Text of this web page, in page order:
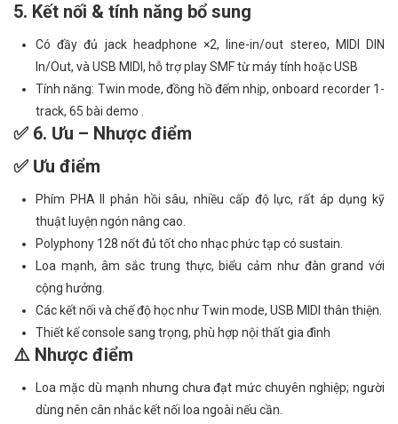
5. Kết nối & tính năng bổ sung
Có đầy đủ jack headphone ×2, line-in/out stereo, MIDI DIN
In/Out, và USB MIDI, hỗ trợ play SMF từ máy tính hoặc USB
Tính năng: Twin mode, đồng hồ đếm nhịp, onboard recorder 1-
track, 65 bài demo .
✅ 6. Ưu – Nhược điểm
✅ Ưu điểm
Phím PHA II phản hồi sâu, nhiều cấp độ lực, rất áp dụng kỹ
thuật luyện ngón nâng cao.
Polyphony 128 nốt đủ tốt cho nhạc phức tạp có sustain.
Loa mạnh, âm sắc trung thực, biểu cảm như đàn grand với
cộng hưởng.
Các kết nối và chế độ học như Twin mode, USB MIDI thân thiện.
Thiết kế console sang trọng, phù hợp nội thất gia đình
⚠️ Nhược điểm
Loa mặc dù mạnh nhưng chưa đạt mức chuyên nghiệp; người
dùng nên cân nhắc kết nối loa ngoài nếu cần.